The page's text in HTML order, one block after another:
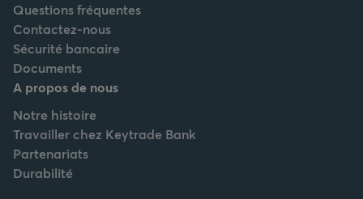
Questions fréquentes
Contactez-nous
Sécurité bancaire
Documents
A propos de nous
Notre histoire
Travailler chez Keytrade Bank
Partenariats
Durabilité